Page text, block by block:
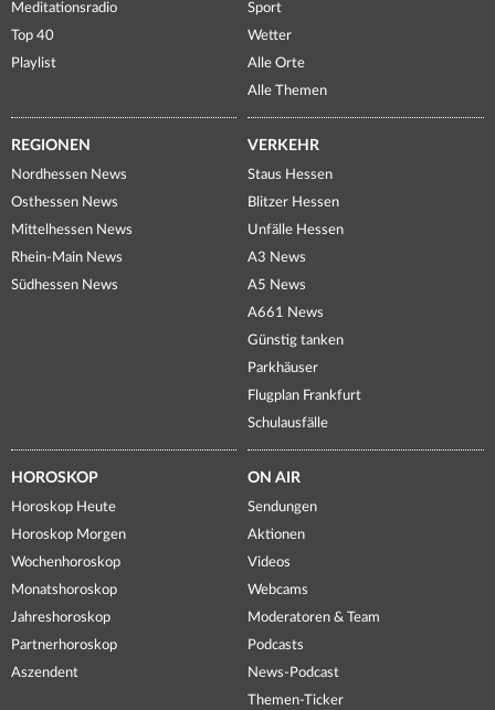
Meditationsradio
Top 40
Playlist
Sport
Wetter
Alle Orte
Alle Themen
REGIONEN
Nordhessen News
Osthessen News
Mittelhessen News
Rhein-Main News
Südhessen News
VERKEHR
Staus Hessen
Blitzer Hessen
Unfälle Hessen
A3 News
A5 News
A661 News
Günstig tanken
Parkhäuser
Flugplan Frankfurt
Schulausfälle
HOROSKOP
Horoskop Heute
Horoskop Morgen
Wochenhoroskop
Monatshoroskop
Jahreshoroskop
Partnerhoroskop
Aszendent
ON AIR
Sendungen
Aktionen
Videos
Webcams
Moderatoren & Team
Podcasts
News-Podcast
Themen-Ticker